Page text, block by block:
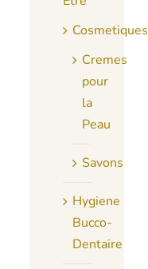
Cosmetiques
Cremes
pour
la
Peau
Savons
Hygiene
Bucco-
Dentaire